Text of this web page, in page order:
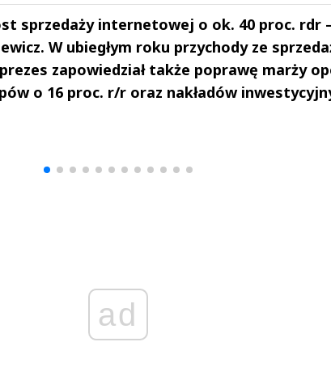
sprzedaży internetowej o ok. 40 proc. rdr
W ubiegłym roku przychody ze
zapowiedział także poprawę marży
o 16 proc. r/r oraz nakładów
ad